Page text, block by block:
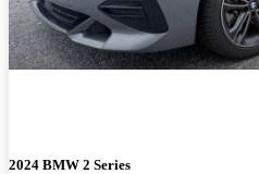
2024 BMW 2 Series